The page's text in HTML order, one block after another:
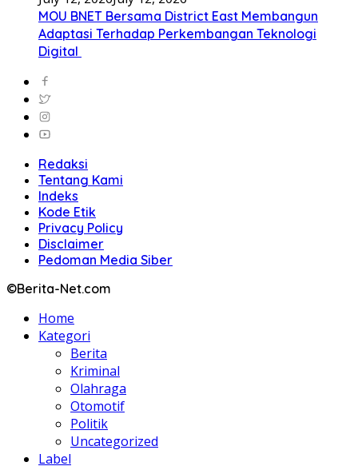
MOU BNET Bersama District East Membangun
Adaptasi Terhadap Perkembangan Teknologi
Digital
Redaksi
Tentang Kami
Indeks
Kode Etik
Privacy Policy
Disclaimer
Pedoman Media Siber
©Berita-Net.com
Home
Kategori
Berita
Kriminal
Olahraga
Otomotif
Politik
Uncategorized
Label